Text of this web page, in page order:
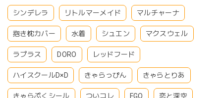
シンデレラ リトルマーメイド マルチャーナ
抱き枕カバー 水着 シュエン マクスウェル
ラプラス DORO レッドフード
ハイスクールD×D きゃらっぴん きゃらとりあ
きゃらぷくシール ついコレ FGO 恋と深空